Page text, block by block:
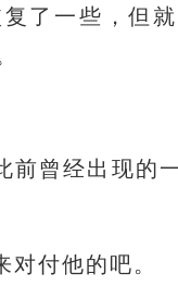
了一些，但
前曾经出现的
付他的吧。